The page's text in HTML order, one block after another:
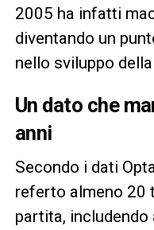
2005 ha infatti
diventando un
nello sviluppo
Un dato che
anni
Secondo i dati
referto almeno 20
partita, includendo